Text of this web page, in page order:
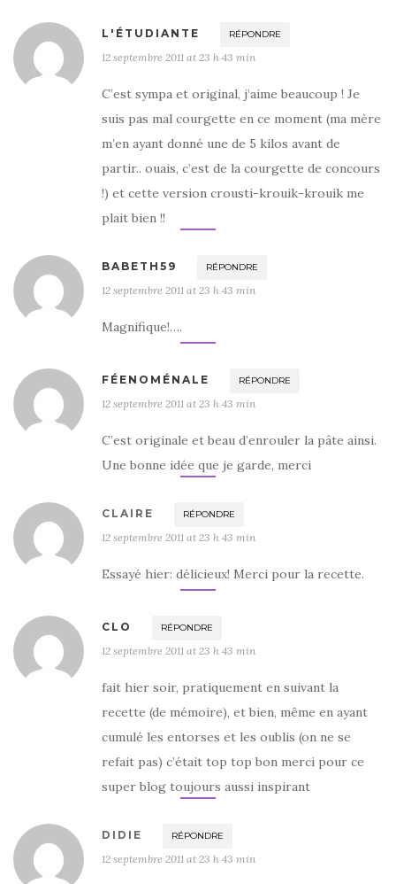
L'ÉTUDIANTE RÉPONDRE
12 septembre 2011 at 23 h 43 min
C’est sympa et original, j’aime beaucoup ! Je
suis pas mal courgette en ce moment (ma mère
m’en ayant donné une de 5 kilos avant de
partir.. ouais, c’est de la courgette de concours
!) et cette version crousti-krouik-krouik me
plait bien !!
BABETH59 RÉPONDRE
12 septembre 2011 at 23 h 43 min
Magnifique!….
FÉENOMÉNALE RÉPONDRE
12 septembre 2011 at 23 h 43 min
C’est originale et beau d’enrouler la pâte ainsi.
Une bonne idée que je garde, merci
CLAIRE RÉPONDRE
12 septembre 2011 at 23 h 43 min
Essayé hier: délicieux! Merci pour la recette.
CLO RÉPONDRE
12 septembre 2011 at 23 h 43 min
fait hier soir, pratiquement en suivant la
recette (de mémoire), et bien, même en ayant
cumulé les entorses et les oublis (on ne se
refait pas) c’était top top bon merci pour ce
super blog toujours aussi inspirant
DIDIE RÉPONDRE
12 septembre 2011 at 23 h 43 min